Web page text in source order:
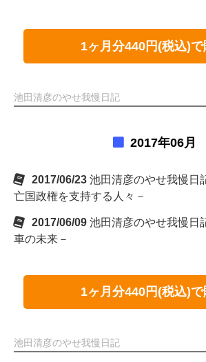
1ヶ月分440円(税込)で
池田清彦のやせ我慢日記
2017年06月
2017/06/23 池田清彦のやせ我慢
亡国政権を支持する人々－
2017/06/09 池田清彦のやせ我慢
車の未来－
1ヶ月分440円(税込)で
池田清彦のやせ我慢日記